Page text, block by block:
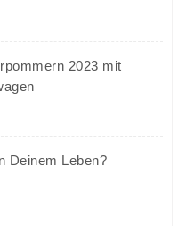
2023 mit
Deinem Leben?